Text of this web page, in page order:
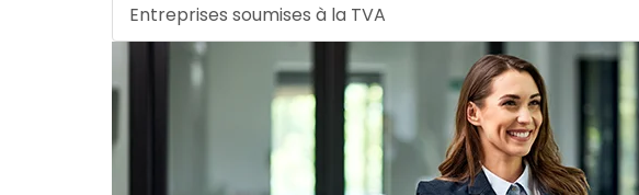
Entreprises soumises à la TVA